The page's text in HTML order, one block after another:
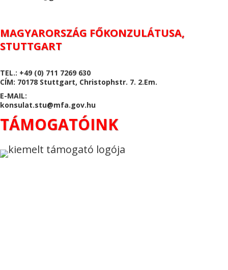
MAGYARORSZÁG FŐKONZULÁTUSA,
STUTTGART
TEL.: +49 (0) 711 7269 630
CÍM: 70178 Stuttgart, Christophstr. 7. 2.Em.
E-MAIL:
konsulat.stu@mfa.gov.hu
TÁMOGATÓINK